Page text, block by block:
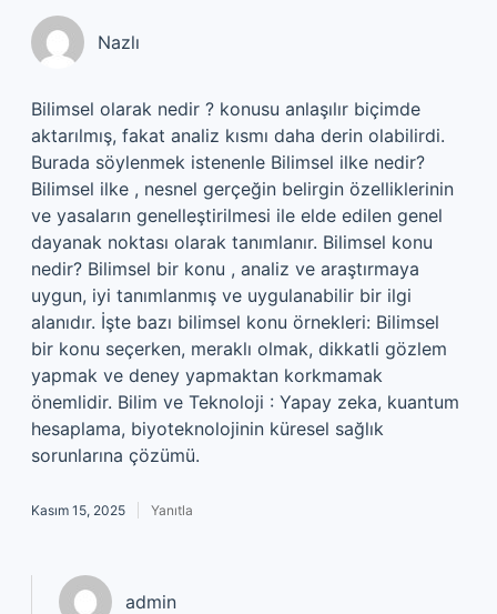
Nazlı
Bilimsel olarak nedir ? konusu anlaşılır biçimde
aktarılmış, fakat analiz kısmı daha derin olabilirdi.
Burada söylenmek istenenle Bilimsel ilke nedir?
Bilimsel ilke , nesnel gerçeğin belirgin özelliklerinin
ve yasaların genelleştirilmesi ile elde edilen genel
dayanak noktası olarak tanımlanır. Bilimsel konu
nedir? Bilimsel bir konu , analiz ve araştırmaya
uygun, iyi tanımlanmış ve uygulanabilir bir ilgi
alanıdır. İşte bazı bilimsel konu örnekleri: Bilimsel
bir konu seçerken, meraklı olmak, dikkatli gözlem
yapmak ve deney yapmaktan korkmamak
önemlidir. Bilim ve Teknoloji : Yapay zeka, kuantum
hesaplama, biyoteknolojinin küresel sağlık
sorunlarına çözümü.
Kasım 15, 2025 Yanıtla
admin